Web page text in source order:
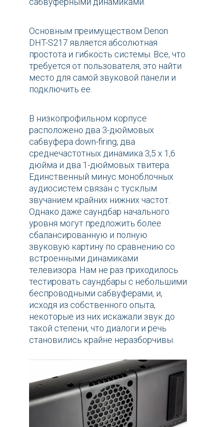
Основным преимуществом Denon
DHT-S217 является абсолютная
простота и гибкость системы. Все, что
требуется от пользователя, это найти
место для самой звуковой панели и
подключить ее.
В низкопрофильном корпусе
расположено два 3-дюймовых
сабвуфера down-firing, два
среднечастотных динамика 3,5 x 1,6
дюйма и два 1-дюймовых твитера.
Единственный минус моноблочных
аудиосистем связан с тусклым
звучанием крайних нижних частот.
Однако даже саундбар начального
уровня могут предложить более
сбалансированную и полную
звуковую картину по сравнению со
встроенными динамиками
телевизора. Нам не раз приходилось
тестировать саундбары с небольшими
беспроводными сабвуферами, и,
исходя из собственного опыта,
некоторые из них искажали звук до
такой степени, что диалоги и речь
становились крайне неразборчивы.